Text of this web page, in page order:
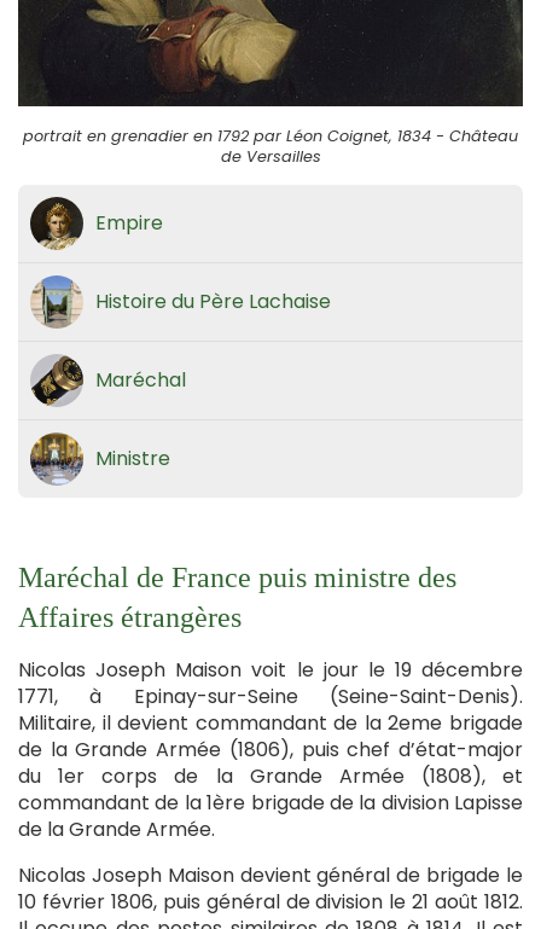
portrait en grenadier en 1792 par Léon Coignet, 1834 - Château
de Versailles
Empire
Histoire du Père Lachaise
Maréchal
Ministre
Maréchal de France puis ministre des
Affaires étrangères
Nicolas Joseph Maison voit le jour le 19 décembre
1771, à Epinay-sur-Seine (Seine-Saint-Denis).
Militaire, il devient commandant de la 2eme brigade
de la Grande Armée (1806), puis chef d’état-major
du 1er corps de la Grande Armée (1808), et
commandant de la 1ère brigade de la division Lapisse
de la Grande Armée.
Nicolas Joseph Maison devient général de brigade le
10 février 1806, puis général de division le 21 août 1812.